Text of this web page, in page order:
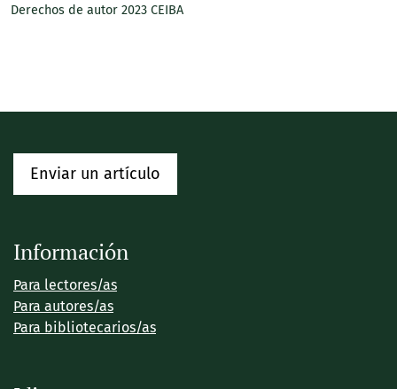
Derechos de autor 2023 CEIBA
Enviar un artículo
Información
Para lectores/as
Para autores/as
Para bibliotecarios/as